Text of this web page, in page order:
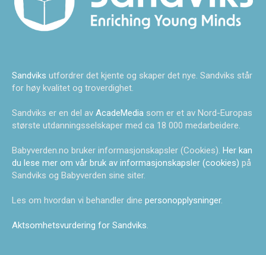
Sandviks utfordrer det kjente og skaper det nye. Sandviks står
for høy kvalitet og troverdighet.
Sandviks er en del av AcadeMedia som er et av Nord-Europas
største utdanningsselskaper med ca 18 000 medarbeidere.
Babyverden.no bruker informasjonskapsler (Cookies). Her kan
du lese mer om vår bruk av informasjonskapsler (cookies) på
Sandviks og Babyverden sine siter.
Les om hvordan vi behandler dine personopplysninger.
Aktsomhetsvurdering for Sandviks.